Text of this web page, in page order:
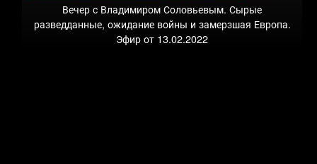
Вечер с Владимиром Соловьевым. Сырые
разведданные, ожидание войны и замерзшая Европа.
Эфир от 13.02.2022